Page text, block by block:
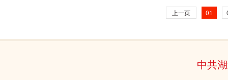
上一页 01
中共